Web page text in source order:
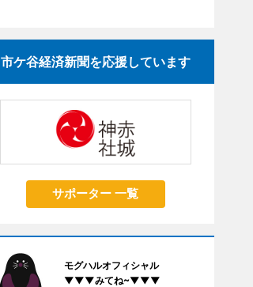
市ケ谷経済新聞を応援しています
サポーター 一覧
モグハルオフィシャル
▼▼▼みてね~▼▼▼